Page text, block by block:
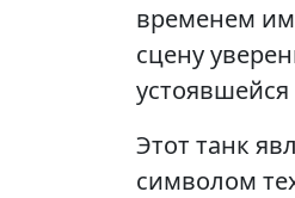
временем
сцену
Этот танк
символом